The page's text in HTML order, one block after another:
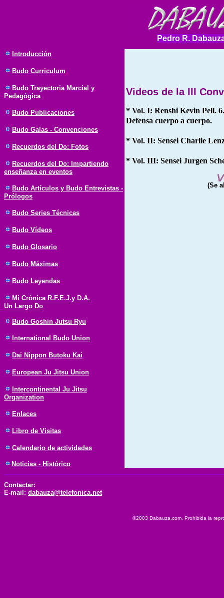
Pedro R.
Introducción
Budo Curriculum
Budo Trayectoria Marcial y
Pedagógica
Budo Publicaciones
Budo Galas - Convenciones
Recuerdos del Do: Fotos
Recuerdos del Do: Impartiendo
enseñanza en eventos
Budo Artículos y Budo Entrevistas -
Prólogos
Budo Series Técnicas
Budo Vídeos
Budo Glosario
Budo Máximas
Budo Leyendas
Mi Crónica R.F.E.J.y D.A.
Un Largo Do
Budo Goshin Jutsu Ryu
International Budo Union
Dai Nippon Butoku Kai
European Ju Jitsu Union
Intercontinental Ju Jitsu
Organization
Enlaces
Libro de Visitas
Calendario de actividades
Noticias - Histórico
Videos de la III
* Vol. I: Renshi Kevin Pell.
Defensa cuerpo a cuerpo.
* Vol. II: Sensei Charlie
* Vol. III: Sensei Jurgen
(Se
Contactar:
E-mail: dabauza@telefonica.net
©2003 Dabauza.com. Prohibida la